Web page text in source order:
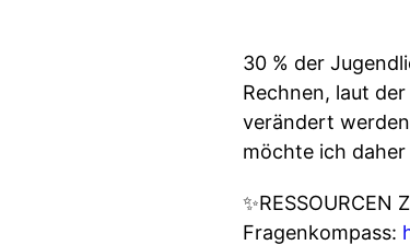
30 % der
Rechnen, laut
verändert
möchte ich
Fragenkompass: